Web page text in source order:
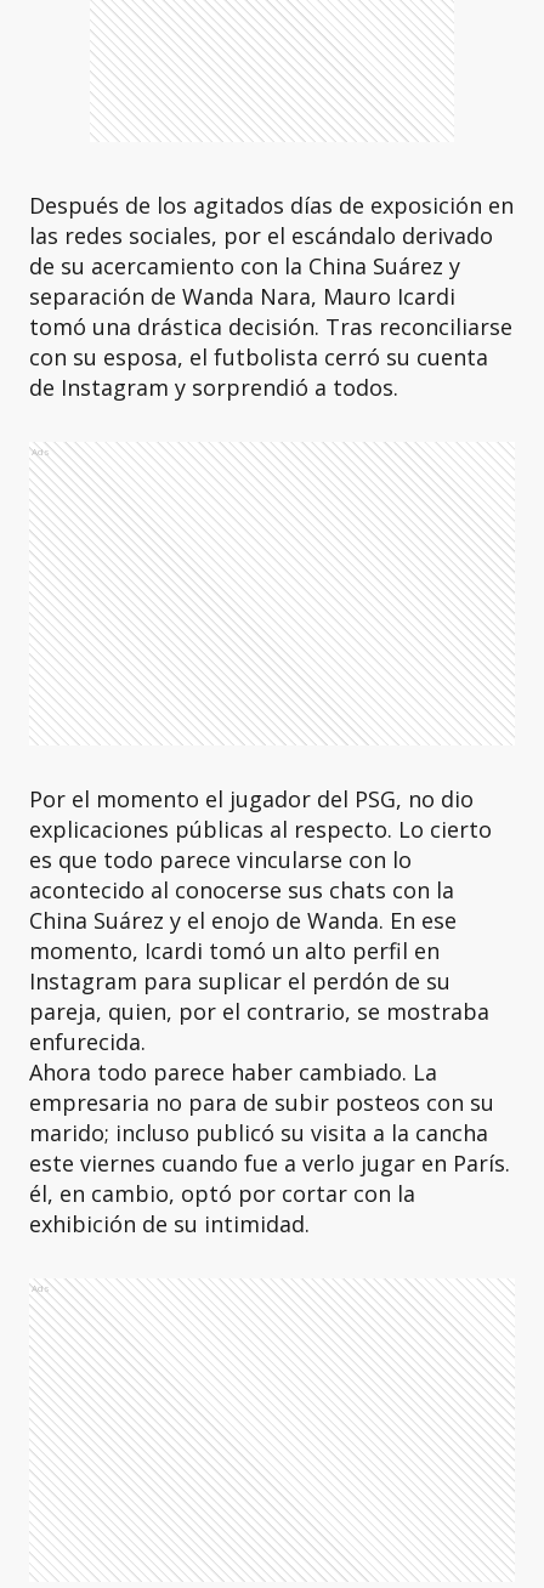
Después de los agitados días de exposición en
las redes sociales, por el escándalo derivado
de su acercamiento con la China Suárez y
separación de Wanda Nara, Mauro Icardi
tomó una drástica decisión. Tras reconciliarse
con su esposa, el futbolista cerró su cuenta
de Instagram y sorprendió a todos.
Ads
Por el momento el jugador del PSG, no dio
explicaciones públicas al respecto. Lo cierto
es que todo parece vincularse con lo
acontecido al conocerse sus chats con la
China Suárez y el enojo de Wanda. En ese
momento, Icardi tomó un alto perfil en
Instagram para suplicar el perdón de su
pareja, quien, por el contrario, se mostraba
enfurecida.
Ahora todo parece haber cambiado. La
empresaria no para de subir posteos con su
marido; incluso publicó su visita a la cancha
este viernes cuando fue a verlo jugar en París.
él, en cambio, optó por cortar con la
exhibición de su intimidad.
Ads